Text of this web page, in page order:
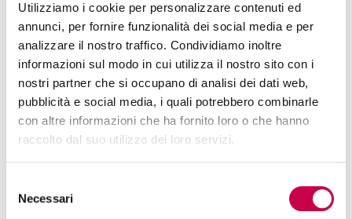
Utilizziamo i cookie per personalizzare contenuti ed
annunci, per fornire funzionalità dei social media e per
analizzare il nostro traffico. Condividiamo inoltre
informazioni sul modo in cui utilizza il nostro sito con i
nostri partner che si occupano di analisi dei dati web,
pubblicità e social media, i quali potrebbero combinarle
con altre informazioni che ha fornito loro o che hanno
raccolto dal suo utilizzo dei loro servizi.
delNecessari
24 Gennaio 2017 Posted byDavide
Education is the process of facilitating learning.